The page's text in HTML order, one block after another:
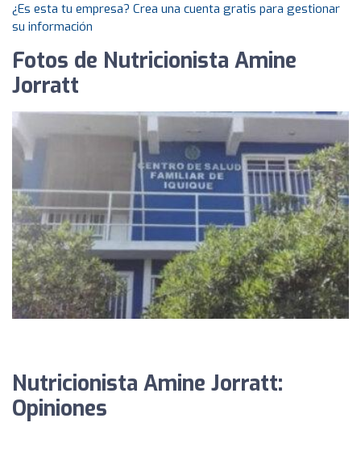
¿Es esta tu empresa? Crea una cuenta gratis para gestionar
su información
Fotos de Nutricionista Amine
Jorratt
Nutricionista Amine Jorratt:
Opiniones